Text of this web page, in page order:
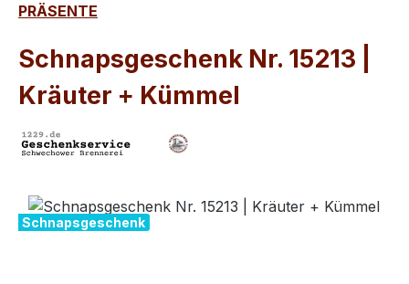
PRÄSENTE
Schnapsgeschenk Nr. 15213 |
Kräuter + Kümmel
Bildergalerie überspringen
Schnapsgeschenk